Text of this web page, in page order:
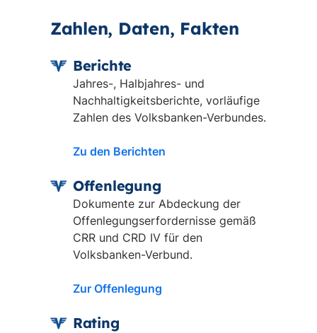
Zahlen, Daten, Fakten
Berichte
Jahres-, Halbjahres- und
Nachhaltigkeitsberichte, vorläufige
Zahlen des Volksbanken-Verbundes.
Zu den Berichten
Offenlegung
Dokumente zur Abdeckung der
Offenlegungserfordernisse gemäß
CRR und CRD IV für den
Volksbanken-Verbund.
Zur Offenlegung
Rating